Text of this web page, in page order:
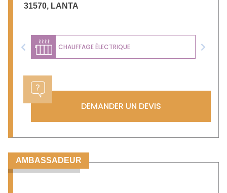
31570, LANTA
CHAUFFAGE ÉLECTRIQUE
Previous Next
DEMANDER UN DEVIS
AMBASSADEUR